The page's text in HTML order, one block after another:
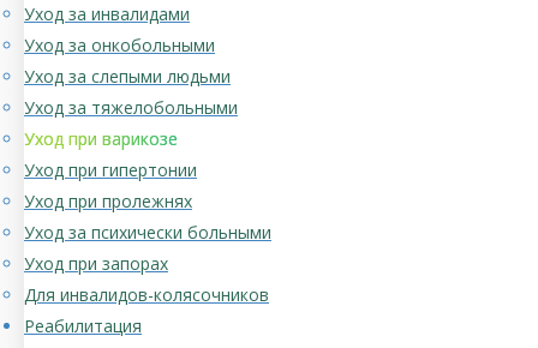
Уход за инвалидами
Уход за онкобольными
Уход за слепыми людьми
Уход за тяжелобольными
Уход при варикозе
Уход при гипертонии
Уход при пролежнях
Уход за психически больными
Уход при запорах
Для инвалидов-колясочников
Реабилитация